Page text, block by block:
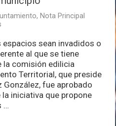
, Nota Principal
dictamen
para
proteger
áreas
verdes
y
parques
del
municipio
sean invadidos o
al que se tiene
la comisión edilicia
Territorial, que preside
fue aprobado
iniciativa que propone
…